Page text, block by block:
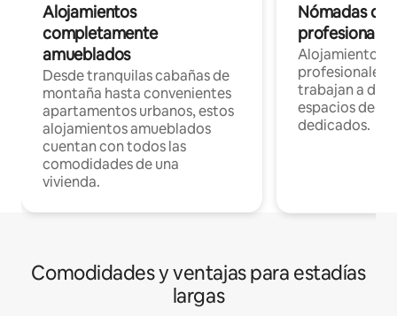
Alojamientos
completamente
amueblados
Desde tranquilas cabañas de
montaña hasta convenientes
apartamentos urbanos, estos
alojamientos amueblados
cuentan con todos las
comodidades de una
vivienda.
Nómadas
Alojamientos
profesionales
trabajan a
espacios de
dedicados.
Comodidades y ventajas para estadías
largas